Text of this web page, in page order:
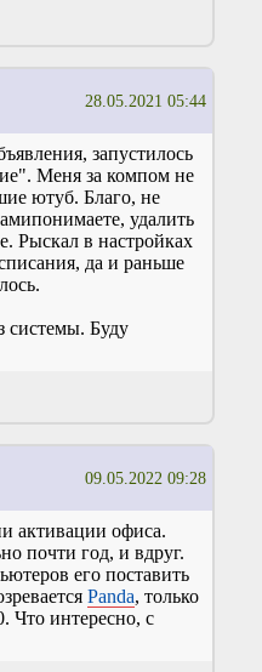
28.05.2021 05:44
запустилось
Меня за компом не
ютуб. Благо, не
удалить
Рыскал в настройках
да и раньше
системы. Буду
09.05.2022 09:28
активации офиса.
почти год, и вдруг.
его поставить
Panda, только
Что интересно, с